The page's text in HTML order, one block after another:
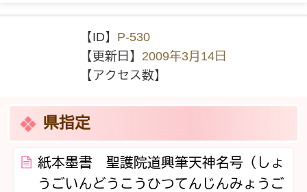
【ID】 P-530
【更新日】 2009年3月14日
【アクセス数】
県指定
紙本墨書 聖護院道興筆天神名号（しょ
うごいんどうこうひつてんじんみょうご